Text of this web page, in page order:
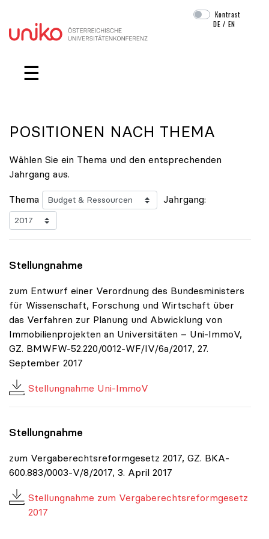
Navigation überspringen
Kontrast
DE /EN
☰
POSITIONEN NACH THEMA
Wählen Sie ein Thema und den entsprechenden
Jahrgang aus.
Thema Jahrgang:
Stellungnahme
zum Entwurf einer Verordnung des Bundesministers
für Wissenschaft, Forschung und Wirtschaft über
das Verfahren zur Planung und Abwicklung von
Immobilienprojekten an Universitäten – Uni-ImmoV,
GZ. BMWFW-52.220/0012-WF/IV/6a/2017, 27.
September 2017
Stellungnahme Uni-ImmoV
Stellungnahme
zum Vergaberechtsreformgesetz 2017, GZ. BKA-
600.883/0003-V/8/2017, 3. April 2017
Stellungnahme zum Vergaberechtsreformgesetz
2017